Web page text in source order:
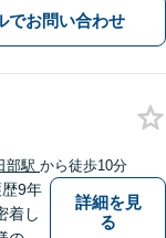
あります。【当日・
応相談対応可能】
でお問い合わせ
部駅 から徒歩10分
歴9年
着し
詳細を見
る